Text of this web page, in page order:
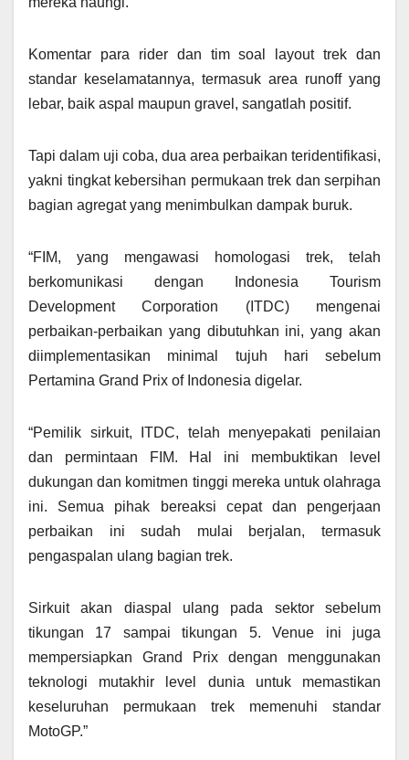
Komentar para rider dan tim soal layout trek dan
standar keselamatannya, termasuk area runoff yang
lebar, baik aspal maupun gravel, sangatlah positif.
Tapi dalam uji coba, dua area perbaikan teridentifikasi,
yakni tingkat kebersihan permukaan trek dan serpihan
bagian agregat yang menimbulkan dampak buruk.
“FIM, yang mengawasi homologasi trek, telah
berkomunikasi dengan Indonesia Tourism
Development Corporation (ITDC) mengenai
perbaikan-perbaikan yang dibutuhkan ini, yang akan
diimplementasikan minimal tujuh hari sebelum
Pertamina Grand Prix of Indonesia digelar.
“Pemilik sirkuit, ITDC, telah menyepakati penilaian
dan permintaan FIM. Hal ini membuktikan level
dukungan dan komitmen tinggi mereka untuk olahraga
ini. Semua pihak bereaksi cepat dan pengerjaan
perbaikan ini sudah mulai berjalan, termasuk
pengaspalan ulang bagian trek.
Sirkuit akan diaspal ulang pada sektor sebelum
tikungan 17 sampai tikungan 5. Venue ini juga
mempersiapkan Grand Prix dengan menggunakan
teknologi mutakhir level dunia untuk memastikan
keseluruhan permukaan trek memenuhi standar
MotoGP.”